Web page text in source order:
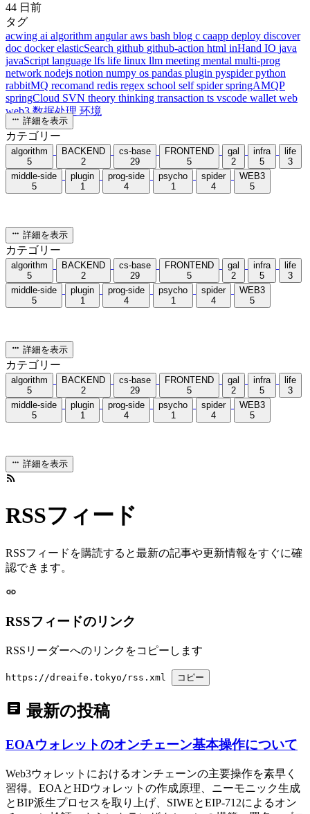
44 日前
タグ
acwing ai algorithm angularaws bash blog c caapp deploy discover
doc dockerelasticSearch github github-action html inHand IO java
javaScript language lfs life linux llm meeting mental multi-prog
network nodejs notion numpy os pandas plugin pyspiderpython
rabbitMQ recomand redis regex school selfspiderspringAMQP
springCloud SVN theory thinking transaction ts vscode wallet web
web3数据处理 环境
詳細を表示
カテゴリー
algorithm
5
BACKEND
2
cs-base
29
FRONTEND
5
gal
2
infra
5
life
3
middle-side
5
plugin
1
prog-side
4
psycho
1
spider
4
WEB3
5
詳細を表示
カテゴリー
algorithm
5
BACKEND
2
cs-base
29
FRONTEND
5
gal
2
infra
5
life
3
middle-side
5
plugin
1
prog-side
4
psycho
1
spider
4
WEB3
5
詳細を表示
カテゴリー
algorithm
5
BACKEND
2
cs-base
29
FRONTEND
5
gal
2
infra
5
life
3
middle-side
5
plugin
1
prog-side
4
psycho
1
spider
4
WEB3
5
詳細を表示
RSSフィード
RSSフィードを購読すると最新の記事や更新情報をすぐに確
認できます。
RSSフィードのリンク
RSSリーダーへのリンクをコピーします
https://dreaife.tokyo/rss.xml コピー
最新の投稿
EOAウォレットのオンチェーン基本操作について
Web3ウォレットにおけるオンチェーンの主要操作を素早く
習得。EOAとHDウォレットの作成原理、ニーモニック生成
とBIP派生プロセスを取り上げ、SIWEとEIP-712によるオン